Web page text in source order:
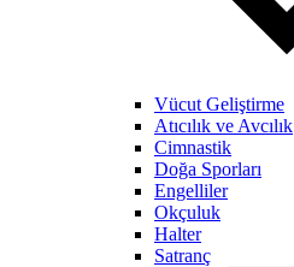
Vücut Geliştirme
Atıcılık ve Avcılık
Cimnastik
Doğa Sporları
Engelliler
Okçuluk
Halter
Satranç